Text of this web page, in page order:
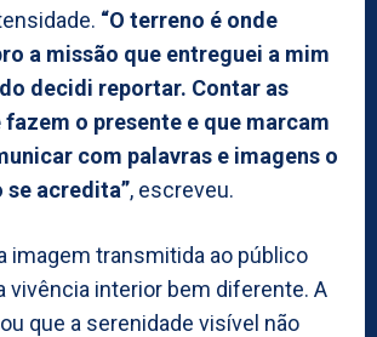
“O terreno é onde
a missão que entreguei a mim
decidi reportar. Contar as
o presente e que marcam
com palavras e imagens o
se acredita”, escreveu.
imagem transmitida ao público
vivência interior bem diferente. A
que a serenidade visível não